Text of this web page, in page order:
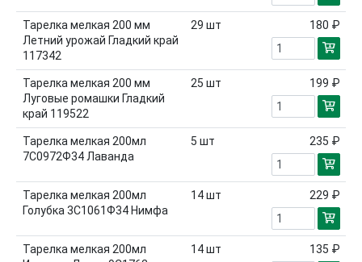
Тарелка мелкая 200 мм
Летний урожай Гладкий край
117342
29 шт 180 ₽
Тарелка мелкая 200 мм
Луговые ромашки Гладкий
край 119522
25 шт 199 ₽
Тарелка мелкая 200мл
7С0972Ф34 Лаванда
5 шт 235 ₽
Тарелка мелкая 200мл
Голубка 3С1061Ф34 Нимфа
14шт 229 ₽
Тарелка мелкая 200мл
14шт 135 ₽